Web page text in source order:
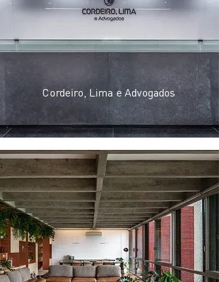
Cordeiro, Lima e Advogados